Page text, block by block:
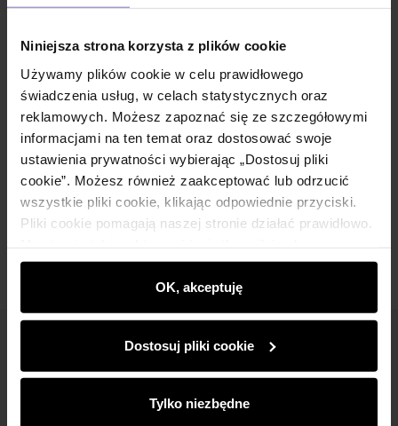
Niniejsza strona korzysta z plików cookie
Używamy plików cookie w celu prawidłowego
świadczenia usług, w celach statystycznych oraz
reklamowych. Możesz zapoznać się ze szczegółowymi
informacjami na ten temat oraz dostosować swoje
ustawienia prywatności wybierając „Dostosuj pliki
cookie”. Możesz również zaakceptować lub odrzucić
wszystkie pliki cookie, klikając odpowiednie przyciski.
Pliki cookie pomagają naszej stronie działać prawidłowo.
wyświetlać im dopasowane do ich preferencji treści,
rekomendacje oraz komunikaty reklamowe informujące o
najnowszych promocjach w e-sklepie. Informacje o tym,
partnerom społecznościowym, reklamowym i
analitycznym. Partnerzy mogą połączyć te informacje z
podczas korzystania z ich usług.
OK, akceptuję
Dostosuj pliki cookie
Tylko niezbędne
Skórzana spódnica mini SPCDS-0074-
2825(W25)
299,90 zł
349,90 zł- najniższa cena z 30 dni przed
Wybierz rozmiar
Dodaj do koszyka
Newsletter
Bądź na bieżąco z nowościami i promocjami!